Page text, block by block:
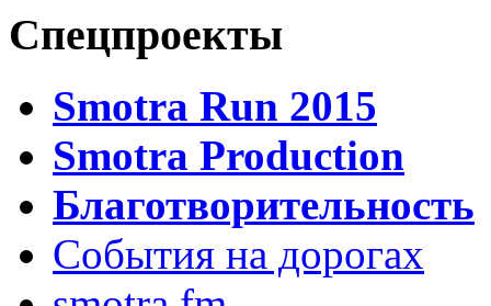
Спецпроекты
Smotra Run 2015
Smotra Production
Благотворительность
События на дорогах